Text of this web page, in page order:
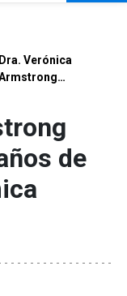
Dra. Verónica
de